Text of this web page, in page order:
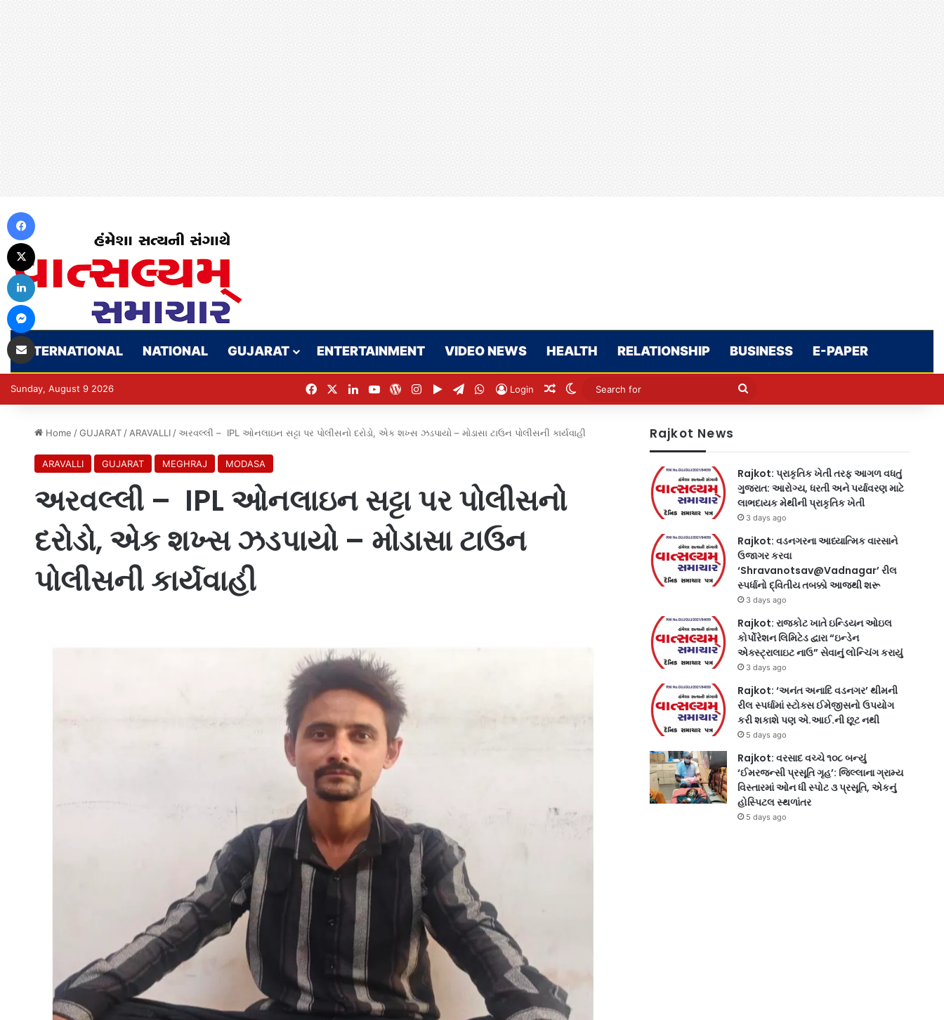
INTERNATIONAL NATIONAL GUJARAT ENTERTAINMENT VIDEO NEWS HEALTH RELATIONSHIP BUSINESS E-PAPER
Sunday, August 9 2026 FacebookLinkedInYouTubeWordPress
Instagram
Google Play
TelegramWhatsApp
Login Random Article
Switch skin
Search
Home / GUJARAT / ARAVALLI / અરવલ્લી – IPL ઓનલાઇન સટ્ટા પર પોલીસનો દરોડો, એક શખ્સ ઝડપાયો – મોડાસા ટાઉન પોલીસની કાર્યવાહી
ARAVALLI GUJARAT MEGHRAJ MODASA
અરવલ્લી – IPL ઓનલાઇન સટ્ટા પર પોલીસનો
દરોડો, એક શખ્સ ઝડપાયો – મોડાસા ટાઉન
પોલીસની કાર્યવાહી
Rajkot News
Rajkot: પ્રાકૃતિક ખેતી તરફ આગળ વધતું
ગુજરાત: આરોગ્ય, ધરતી અને પર્યાવરણ માટે
લાભદાયક મેથીની પ્રાકૃતિક ખેતી
3 days ago
Rajkot: વડનગરના આધ્યાત્મિક વારસાને
ઉજાગર કરવા
‘Shravanotsav@Vadnagar’ રીલ
સ્પર્ધાનો દ્વિતીય તબક્કો આજથી શરૂ
3 days ago
Rajkot: રાજકોટ ખાતે ઇન્ડિયન ઓઇલ
કોર્પોરેશન લિમિટેડ દ્વારા “ઇન્ડેન
એક્સ્ટ્રાલાઇટ નાઉ” સેવાનું લોન્ચિંગ કરાયું
3 days ago
Rajkot: ‘અનંત અનાદિ વડનગર’ થીમની
રીલ સ્પર્ધામાં સ્ટોક્સ ઈમેજીસનો ઉપયોગ
કરી શકાશે પણ એ.આઈ.ની છૂટ નથી
5 days ago
Rajkot: વરસાદ વચ્ચે ૧૦૮ બન્યું
‘ઈમરજન્સી પ્રસૂતિ ગૃહ’: જિલ્લાના ગ્રામ્ય
વિસ્તારમાં ઓન ધી સ્પોટ ૩ પ્રસૂતિ, એકનું
હોસ્પિટલ સ્થળાંતર
5 days ago
LinkedIn